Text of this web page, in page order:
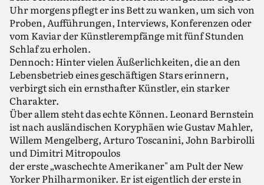
Uhr morgens pflegt er ins Bett zu wanken, um sich von
Proben, Aufführungen, Interviews, Konferenzen oder
vom Kaviar der Künstlerempfänge mit fünf Stunden
Schlaf zu erholen.
Dennoch: Hinter vielen Äußerlichkeiten, die an den
Lebensbetrieb eines geschäftigen Stars erinnern,
verbirgt sich ein ernsthafter Künstler, ein starker
Charakter.
Über allem steht das echte Können. Leonard Bernstein
ist nach ausländischen Koryphäen wie Gustav Mahler,
Willem Mengelberg, Arturo Toscanini, John Barbirolli
und Dimitri Mitropoulos
der erste „waschechte Amerikaner" am Pult der New
Yorker Philharmoniker. Er ist eigentlich der erste in